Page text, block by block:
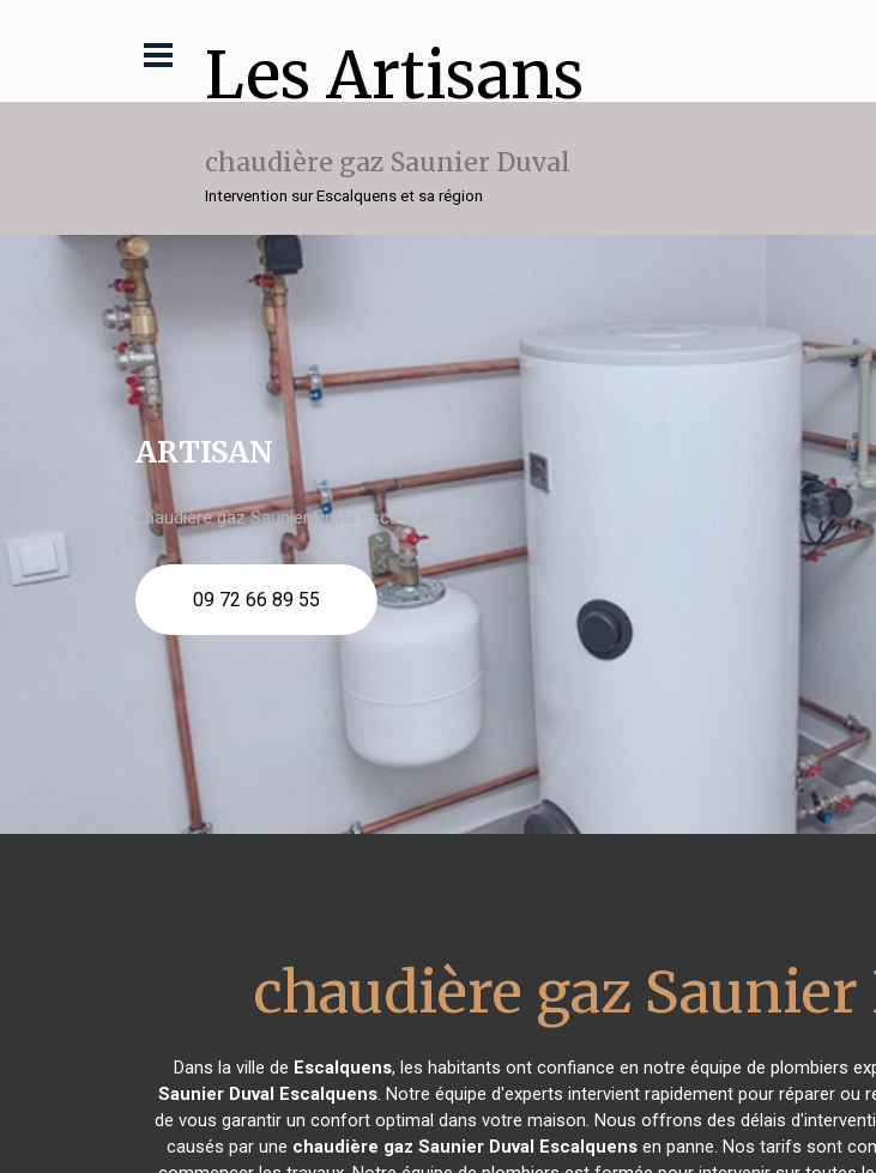
Les Artisans
chaudière gaz Saunier Duval
Intervention sur Escalquens et sa région
ARTISAN
chaudière gaz Saunier Duval Escalquens
09 72 66 89 55
chaudière gaz
Dans la ville de Escalquens, les habitants ont confiance en notre équipe de plombiers
Saunier Duval Escalquens. Notre équipe d'experts intervient rapidement pour réparer ou
de vous garantir un confort optimal dans votre maison. Nous offrons des délais
causés par une chaudière gaz Saunier Duval Escalquens en panne. Nos tarifs sont